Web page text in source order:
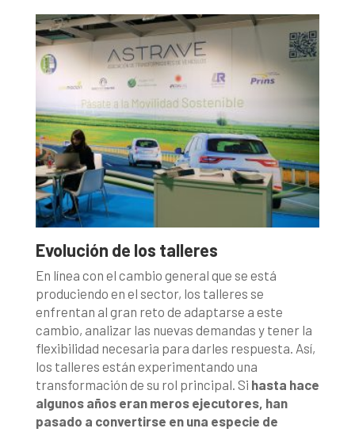
Evolución de los talleres
En línea con el cambio general que se está
produciendo en el sector, los talleres se
enfrentan al gran reto de adaptarse a este
cambio, analizar las nuevas demandas y tener la
flexibilidad necesaria para darles respuesta. Así,
los talleres están experimentando una
transformación de su rol principal. Si hasta hace
algunos años eran meros ejecutores, han
pasado a convertirse en una especie de